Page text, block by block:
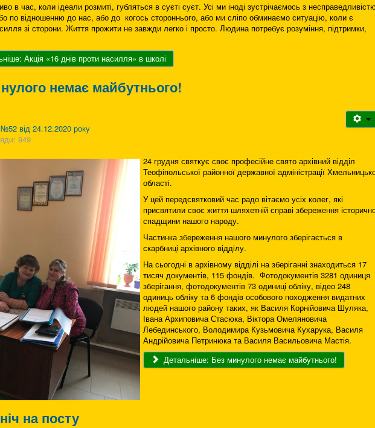
в час, коли ідеали розмиті, губляться в суєті суєт. Усі ми іноді зустрічаємось з
по відношенню до нас, або до когось стороннього, або ми сліпо обминаємо ситуацію, коли є
зі сторони. Життя прожити не завжди легко і просто. Людина потребує розуміння, підтримки,
Акція «16 днів проти насилля» в школі
немає майбутнього!
№52 від 24.12.2020 року
949
24 грудня святкує своє професійне свято архівний відділ
Теофіпольської районної державної адміністрації
області.
У цей передсвятковий час радо вітаємо усіх колег, які
присвятили своє життя шляхетній справі збереження
спадщини нашого народу.
Частинка збереження нашого минулого зберігається в
скарбниці архівного відділу.
На сьогодні в архівному відділі на зберіганні знаходиться 17
тисяч документів, 115 фондів. Фотодокументів 3281 одиниця
зберігання, фотодокументів 73 одиниці обліку, відео 248
одиниць обліку та 6 фондів особового походження видатних
людей нашого району таких, як Василя Корнійовича Шуляка,
Івана Архиповича Стасюка, Віктора Омеляновича
Лебединського, Володимира Кузьмовича Кухарука, Василя
Андрійовича Петринюка та Василя Васильовича Мастія.
Детальніше: Без минулого немає майбутнього!
на посту